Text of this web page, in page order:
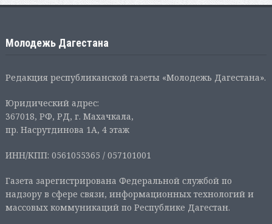
Молодежь Дагестана
Редакция республиканской газеты «Молодежь Дагестана».
Юридический адрес:
367018, РФ, РД, г. Махачкала,
пр. Насрутдинова 1А, 4 этаж
ИНН/КПП: 0561055365 / 057101001
Газета зарегистрирована Федеральной службой по
надзору в сфере связи, информационных технологий и
массовых коммуникаций по Республике Дагестан.